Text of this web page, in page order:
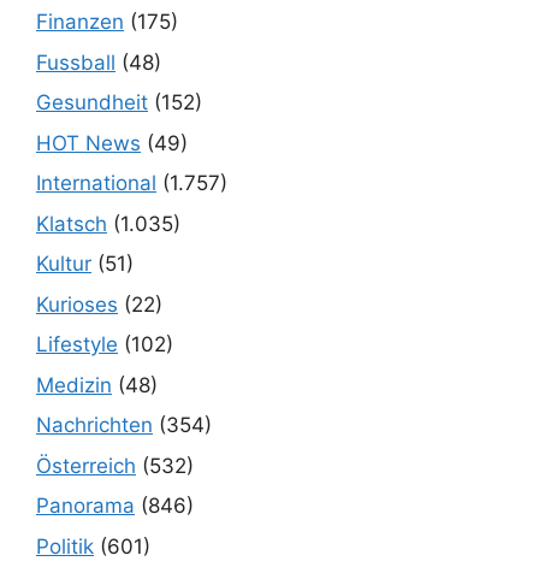
Finanzen (175)
Fussball (48)
Gesundheit (152)
HOT News (49)
International (1.757)
Klatsch (1.035)
Kultur (51)
Kurioses (22)
Lifestyle (102)
Medizin (48)
Nachrichten (354)
Österreich (532)
Panorama (846)
Politik (601)